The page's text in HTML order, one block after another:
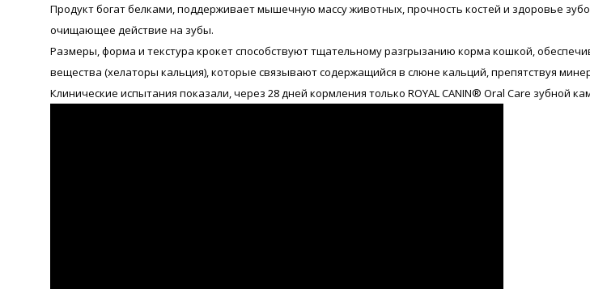
Продукт богат белками, поддерживает мышечную массу животных, прочность костей и здоровье
очищающее действие на зубы.
Размеры, форма и текстура крокет способствуют тщательному разгрызанию корма кошкой,
вещества (хелаторы кальция), которые связывают содержащийся в слюне кальций, препятствуя
Клинические испытания показали, через 28 дней кормления только ROYAL CANIN® Oral Care зубной